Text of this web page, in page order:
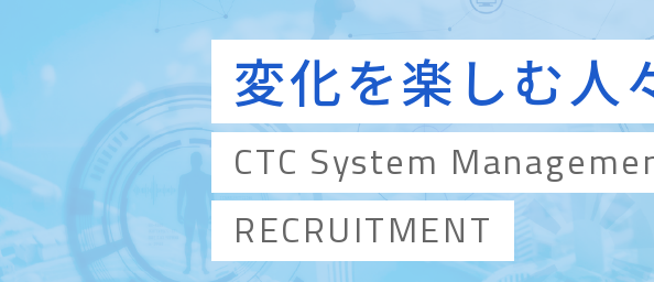
変化を楽しむ人
CTC System
RECRUITMENT